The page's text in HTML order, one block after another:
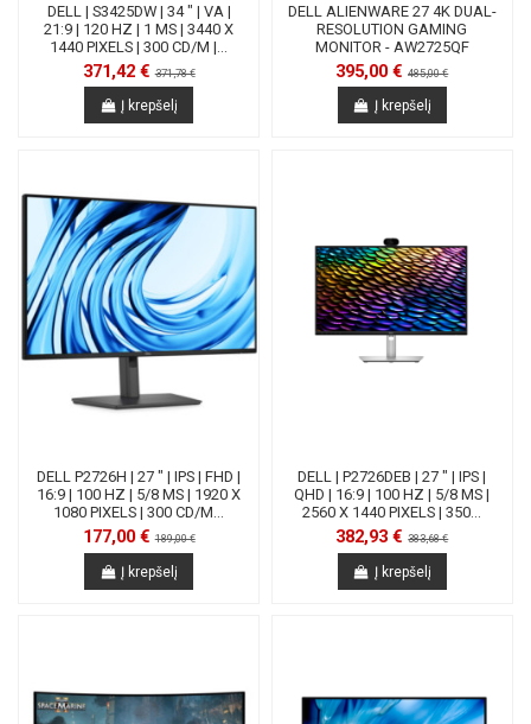
DELL | S3425DW | 34 " | VA |
21:9 | 120 HZ | 1 MS | 3440 X
1440 PIXELS | 300 CD/M |...
371,42 €371,78 €
Į krepšelį
DELL ALIENWARE 27 4K DUAL-
RESOLUTION GAMING
MONITOR - AW2725QF
395,00 €485,00 €
Į krepšelį
DELL P2726H | 27 " | IPS | FHD |
16:9 | 100 HZ | 5/8 MS | 1920 X
1080 PIXELS | 300 CD/M...
177,00 €189,00 €
Į krepšelį
DELL | P2726DEB | 27 " | IPS |
QHD | 16:9 | 100 HZ | 5/8 MS |
2560 X 1440 PIXELS | 350...
382,93 €383,68 €
Į krepšelį